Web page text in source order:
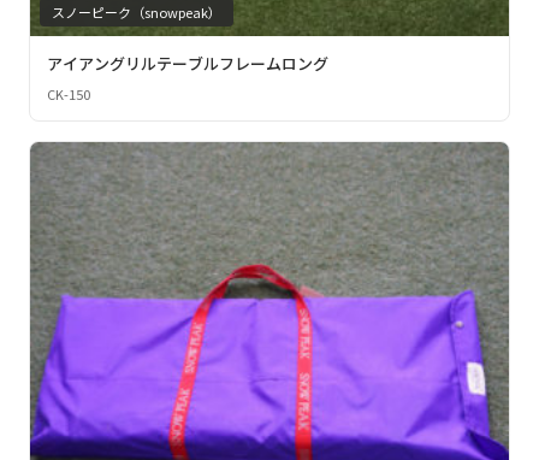
スノーピーク（snowpeak）
アイアングリルテーブルフレームロング
CK-150